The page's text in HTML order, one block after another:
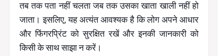
तब तक पता नहीं चलता जब तक उसका खाता खाली नहीं हो
जाता। इसलिए, यह अत्यंत आवश्यक है कि लोग अपने आधार
और फिंगरप्रिंट को सुरक्षित रखें और इनकी जानकारी को
किसी के साथ साझा न करें।